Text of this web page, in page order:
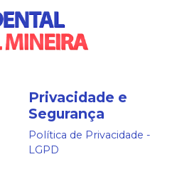
Privacidade e
Segurança
Política de Privacidade -
LGPD